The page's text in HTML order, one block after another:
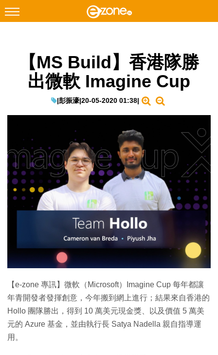
Facebook Instagram
科技焦點
遊戲動漫
EduTech
IT Times
生成式AI與雲端應用
Enterprise Digital Transformation
【MS Build】香港隊勝
出微軟 Imagine Cup
|彭振濠|20-05-2020 01:38|
【e-zone 專訊】微軟（Microsoft）Imagine Cup 每年都讓
年青開發者發揮創意，今年搬到網上進行；結果來自香港的
Hollo 團隊勝出，得到 10 萬美元現金獎、以及價值 5 萬美
元的 Azure 基金，並由執行長 Satya Nadella 親自指導運
用。